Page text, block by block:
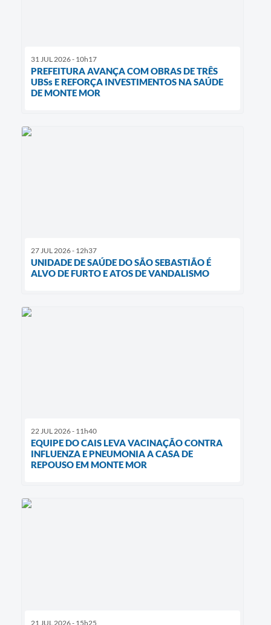
31 JUL 2026 - 10h17
PREFEITURA AVANÇA COM OBRAS DE TRÊS
UBSs E REFORÇA INVESTIMENTOS NA SAÚDE
DE MONTE MOR
27 JUL 2026 - 12h37
UNIDADE DE SAÚDE DO SÃO SEBASTIÃO É
ALVO DE FURTO E ATOS DE VANDALISMO
22 JUL 2026 - 11h40
EQUIPE DO CAIS LEVA VACINAÇÃO CONTRA
INFLUENZA E PNEUMONIA A CASA DE
REPOUSO EM MONTE MOR
21 JUL 2026 - 15h25